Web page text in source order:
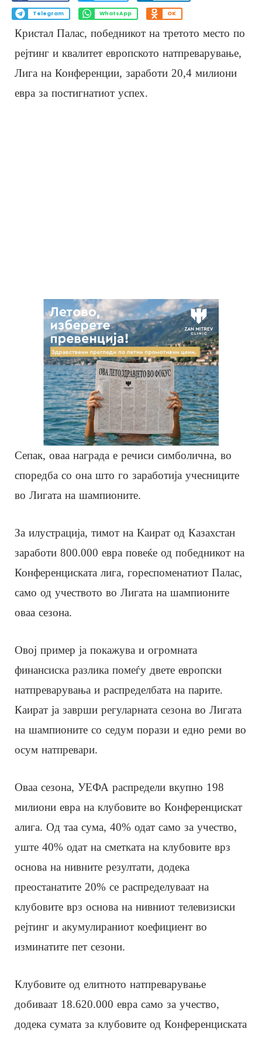
Telegram WhatsApp OK
Кристал Палас, победникот на третото место по
рејтинг и квалитет европското натпреварување,
Лига на Конференции, заработи 20,4 милиони
евра за постигнатиот успех.
Сепак, оваа награда е речиси симболична, во
споредба со она што го заработија учесниците
во Лигата на шампионите.
За илустрација, тимот на Каират од Казахстан
заработи 800.000 евра повеќе од победникот на
Конференциската лига, гореспоменатиот Палас,
само од учеството во Лигата на шампионите
оваа сезона.
Овој пример ја покажува и огромната
финансиска разлика помеѓу двете европски
натпреварувања и распределбата на парите.
Каират ја заврши регуларната сезона во Лигата
на шампионите со седум порази и едно реми во
осум натпревари.
Оваа сезона, УЕФА распредели вкупно 198
милиони евра на клубовите во Конференцискат
алига. Од таа сума, 40% одат само за учество,
уште 40% одат на сметката на клубовите врз
основа на нивните резултати, додека
преостанатите 20% се распределуваат на
клубовите врз основа на нивниот телевизиски
рејтинг и акумулираниот коефициент во
изминатите пет сезони.
Клубовите од елитното натпреварување
добиваат 18.620.000 евра само за учество,
додека сумата за клубовите од Конференциската